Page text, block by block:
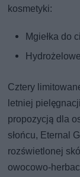
kosmetyki:
Mgiełka do
Cztery
letniej
propozycją dla
słońcu, Eternal
rozświetlonej
owocowo-